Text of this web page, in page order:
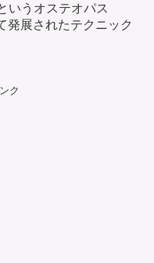
いうオステオパス
発展されたテクニック
ク